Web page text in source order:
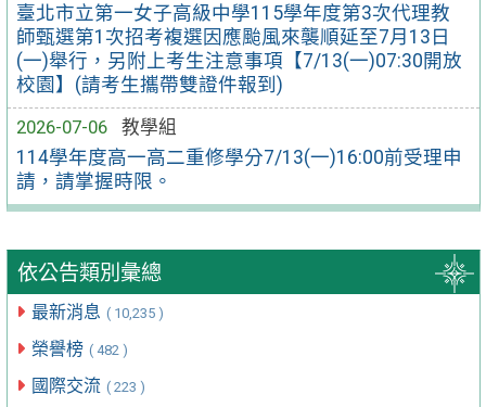
臺北市立第一女子高級中學115學年度第3次代理教
師甄選第1次招考複選因應颱風來襲順延至7月13日
(一)舉行，另附上考生注意事項【7/13(一)07:30開放
校園】(請考生攜帶雙證件報到)
2026-07-06
教學組
114學年度高一高二重修學分7/13(一)16:00前受理申
請，請掌握時限。
依公告類別彙總
最新消息 ( 10,235 )
榮譽榜 ( 482 )
國際交流 ( 223 )